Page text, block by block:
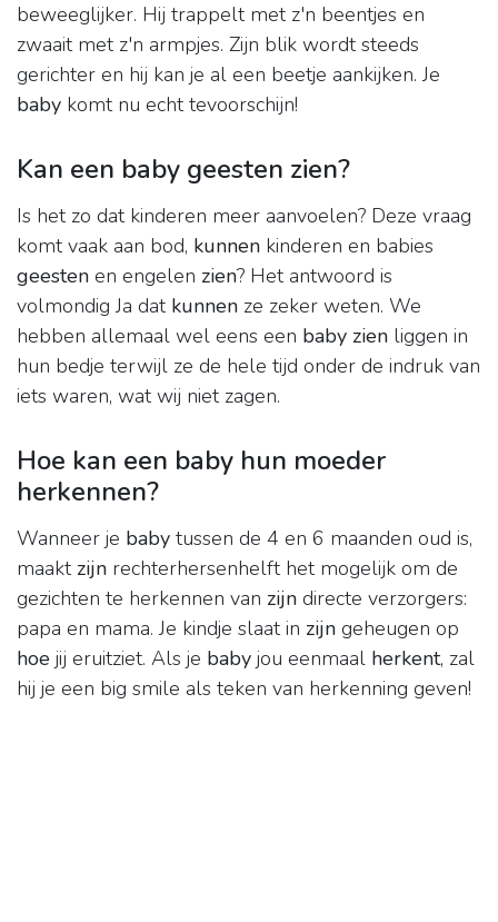
beweeglijker. Hij trappelt met z'n beentjes en
zwaait met z'n armpjes. Zijn blik wordt steeds
gerichter en hij kan je al een beetje aankijken. Je
baby komt nu echt tevoorschijn!
Kan een baby geesten zien?
Is het zo dat kinderen meer aanvoelen? Deze vraag
komt vaak aan bod, kunnen kinderen en babies
geesten en engelen zien? Het antwoord is
volmondig Ja dat kunnen ze zeker weten. We
hebben allemaal wel eens een baby zien liggen in
hun bedje terwijl ze de hele tijd onder de indruk van
iets waren, wat wij niet zagen.
Hoe kan een baby hun moeder
herkennen?
Wanneer je baby tussen de 4 en 6 maanden oud is,
maakt zijn rechterhersenhelft het mogelijk om de
gezichten te herkennen van zijn directe verzorgers:
papa en mama. Je kindje slaat in zijn geheugen op
hoe jij eruitziet. Als je baby jou eenmaal herkent, zal
hij je een big smile als teken van herkenning geven!